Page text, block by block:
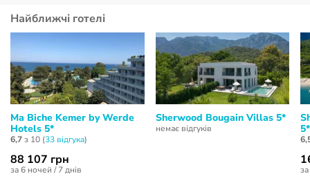
Найближчі готелі
Ma Biche Kemer by Werde
Hotels 5*
6,7з 10 (33 відгукa)
88 107 грн
за 6 ночей / 7 днів
Sherwood Bougain Villas 5*
немає відгуків
5*